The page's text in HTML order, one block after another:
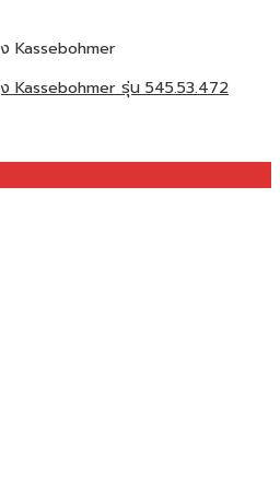
Kassebohmer
Kassebohmer รุ่น 545.53.472